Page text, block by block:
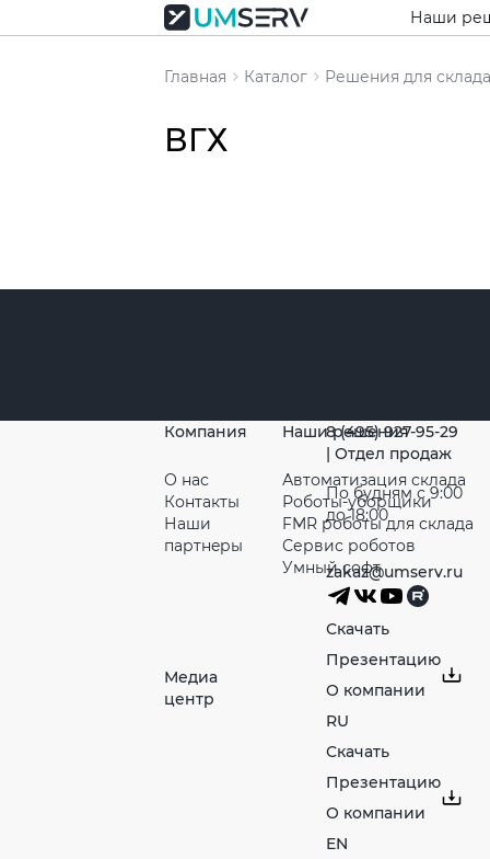
Наши
Главная Каталог Решения для склада
ВГХ
Компания
О нас
Контакты
Наши
партнeры
Медиа
центр
Наши решения
Автоматизация склада
Роботы-уборщики
FMR роботы для склада
Сервис роботов
Умный софт
8 (495) 927-95-29
| Отдел продаж
По будням с 9:00
до 18:00
zakaz@umserv.ru
Скачать
Презентацию
О компании
RU
Скачать
Презентацию
О компании
EN